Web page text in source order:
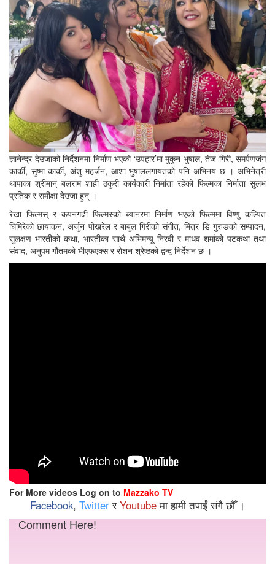
ज्ञानेन्द्र देउजाको निर्देशनमा निर्माण भएको ‘उपहार’मा मुकुन भुषाल, तेज गिरी, समर्पणजंग
कार्की, सुष्मा कार्की, अंशु महर्जन, आशा भुुषाललगायतको पनि अभिनय छ । अभिनेत्री
थापाका श्रीमान् बलराम शाही ठकुरी कार्यकारी निर्माता रहेको फिल्मका निर्माता सुलभ
प्रतिक र समीक्षा देउजा हुन् ।
रेखा फिल्मस् र कपनगढी फिल्मस्को ब्यानरमा निर्माण भएको फिल्ममा विष्णु कल्पित
घिमिरेको छायांकन, अर्जुन पोखरेल र बाबुल गिरीको संगीत, मित्र डि गुरुङको सम्पादन,
सुलक्षण भारतीको कथा, भारतीका साथै अभिमन्यू निरवी र माधव शर्माको पटकथा तथा
संवाद, अनुपम गौतमको भीएफएक्स र रोशन श्रेष्ठको द्वन्द्व निर्देशन छ ।
For More videos Log on to Mazzako TV
Facebook, TwitterरYoutubeमा हामी तपाईं संगै छौँ ।
Comment Here!